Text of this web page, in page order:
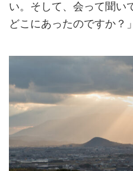
い。そして、会って聞い
どこにあったのですか？